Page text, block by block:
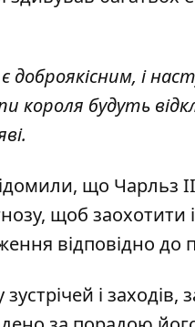
і
короля будуть
що Чарльз
щоб заохотити
відповідно до
і